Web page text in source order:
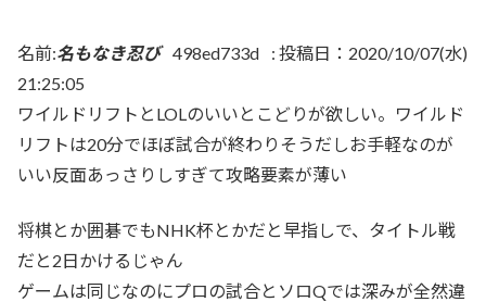
名前:名もなき忍び 498ed733d : 投稿日：2020/10/07(水)
21:25:05
ワイルドリフトとLOLのいいとこどりが欲しい。ワイルド
リフトは20分でほぼ試合が終わりそうだしお手軽なのが
いい反面あっさりしすぎて攻略要素が薄い
将棋とか囲碁でもNHK杯とかだと早指しで、タイトル戦
だと2日かけるじゃん
ゲームは同じなのにプロの試合とソロQでは深みが全然違